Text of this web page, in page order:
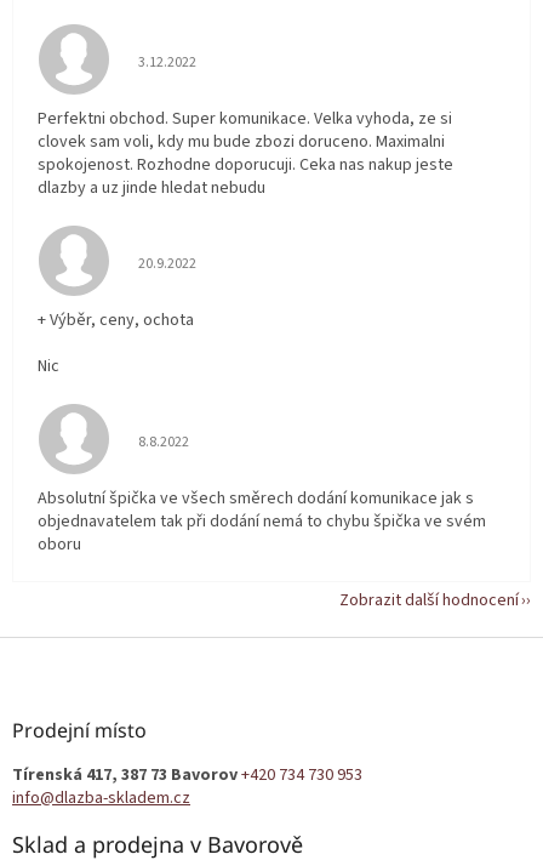
Hodnocení obchodu je 5 z 5 hvězdiček.
3.12.2022
Perfektni obchod. Super komunikace. Velka vyhoda, ze si
clovek sam voli, kdy mu bude zbozi doruceno. Maximalni
spokojenost. Rozhodne doporucuji. Ceka nas nakup jeste
dlazby a uz jinde hledat nebudu
Hodnocení obchodu je 5 z 5 hvězdiček.
20.9.2022
+ Výběr, ceny, ochota
Nic
Hodnocení obchodu je 5 z 5 hvězdiček.
8.8.2022
Absolutní špička ve všech směrech dodání komunikace jak s
objednavatelem tak při dodání nemá to chybu špička ve svém
oboru
Zobrazit další hodnocení
Z
Prodejní místo
Tírenská 417, 387 73 Bavorov+420 734 730 953
info@dlazba-skladem.cz
Sklad a prodejna v Bavorově